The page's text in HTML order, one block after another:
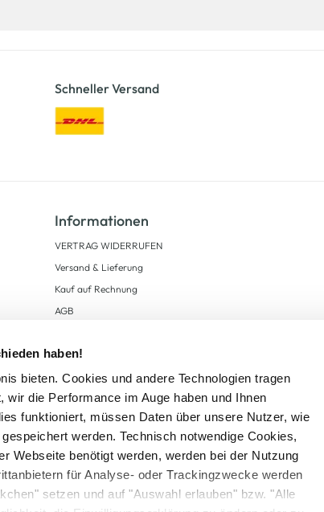
haben!
bieten. Cookies und andere Technologien tragen
die Performance im Auge haben und Ihnen
funktioniert, müssen Daten über unsere Nutzer, wie
werden. Technisch notwendige Cookies,
Webseite benötigt werden, werden bei der Nutzung
für Analyse- oder Trackingzwecke werden
setzen und auf "Auswahl erlauben" bzw. "Alle
Schneller Versand
Informationen
VERTRAG WIDERRUFEN
Versand & Lieferung
Kauf auf Rechnung
AGB
Zahlungsarten
Datenschutz
AWG CARD Teilnahmebedingungen